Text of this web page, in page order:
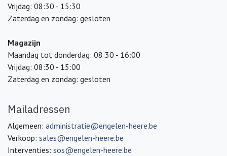
Vrijdag: 08:30 - 15:30
Zaterdag en zondag: gesloten
Magazijn
Maandag tot donderdag: 08:30 - 16:00
Vrijdag: 08:30 - 15:00
Zaterdag en zondag: gesloten
Mailadressen
Algemeen: administratie@engelen-heere.be
Verkoop: sales@engelen-heere.be
Interventies: sos@engelen-heere.be